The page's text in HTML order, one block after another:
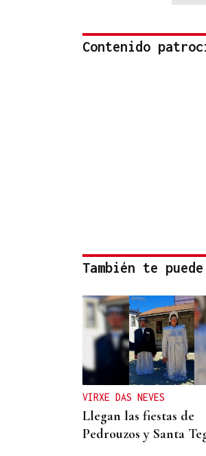
Contenido
También te
VIRXE DAS NEVES
Llegan las fiestas de
Pedrouzos y Santa